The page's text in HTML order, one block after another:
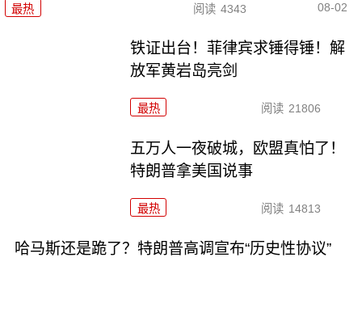
最热 阅读 4343 08-02
铁证出台！菲律宾求锤得锤！解
放军黄岩岛亮剑
最热 阅读 21806
五万人一夜破城，欧盟真怕了！
特朗普拿美国说事
最热 阅读 14813
哈马斯还是跪了？特朗普高调宣布“历史性协议”